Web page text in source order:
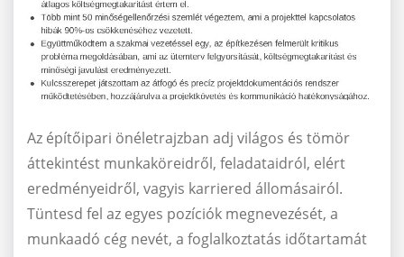
Az építőipari önéletrajzban adj világos és tömör
áttekintést munkaköreidről, feladataidról, elért
eredményeidről, vagyis karriered állomásairól.
Tüntesd fel az egyes pozíciók megnevezését, a
munkaadó cég nevét, a foglalkoztatás időtartamát